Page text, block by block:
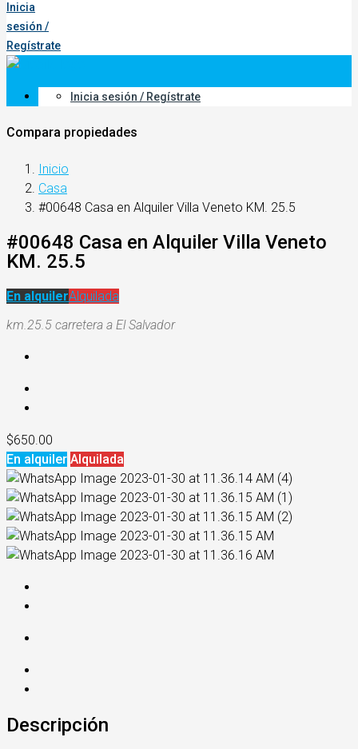
Inicia
sesión /
Regístrate
Inicia sesión / Regístrate
Compara propiedades
Inicio
Casa
#00648 Casa en Alquiler Villa Veneto KM. 25.5
#00648 Casa en Alquiler Villa Veneto
KM. 25.5
En alquilerAlquilada
km.25.5 carretera a El Salvador
$650.00
En alquiler Alquilada
Descripción